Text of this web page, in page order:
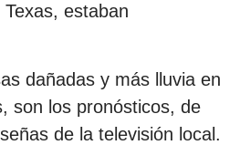
estaban
dañadas y más lluvia en
son los pronósticos, de
de la televisión local.